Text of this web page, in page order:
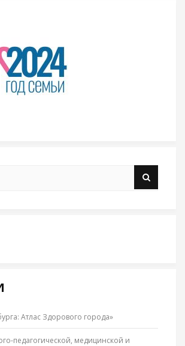
Атлас Здорового города»
педагогической, медицинской и